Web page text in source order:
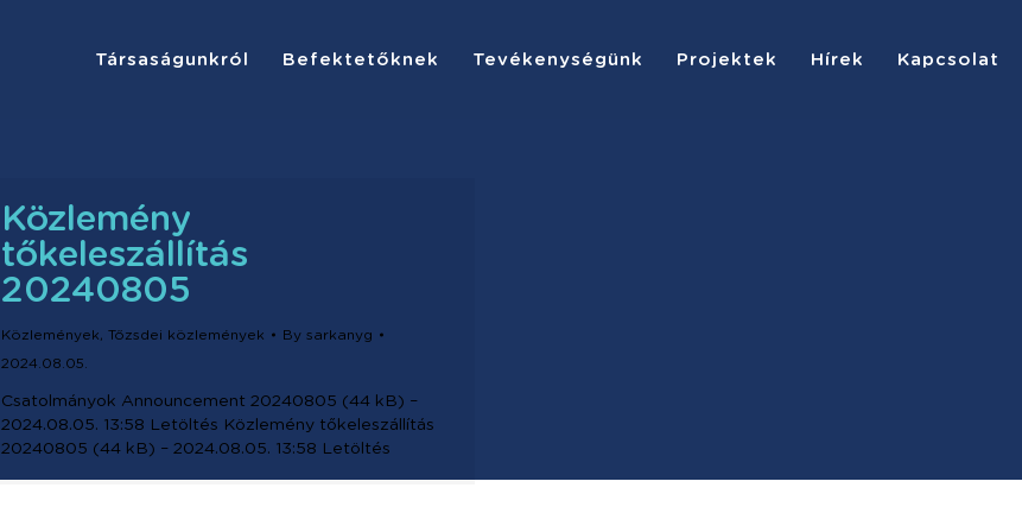
Társaságunkról Befektetőknek Tevékenységünk Projektek Hírek Kapcsolat
Közlemény
tőkeleszállítás
20240805
Közlemények, Tőzsdei közlemények By sarkanyg
2024.08.05.
Csatolmányok Announcement 20240805 (44 kB) –
2024.08.05. 13:58 Letöltés Közlemény tőkeleszállítás
20240805 (44 kB) – 2024.08.05. 13:58 Letöltés